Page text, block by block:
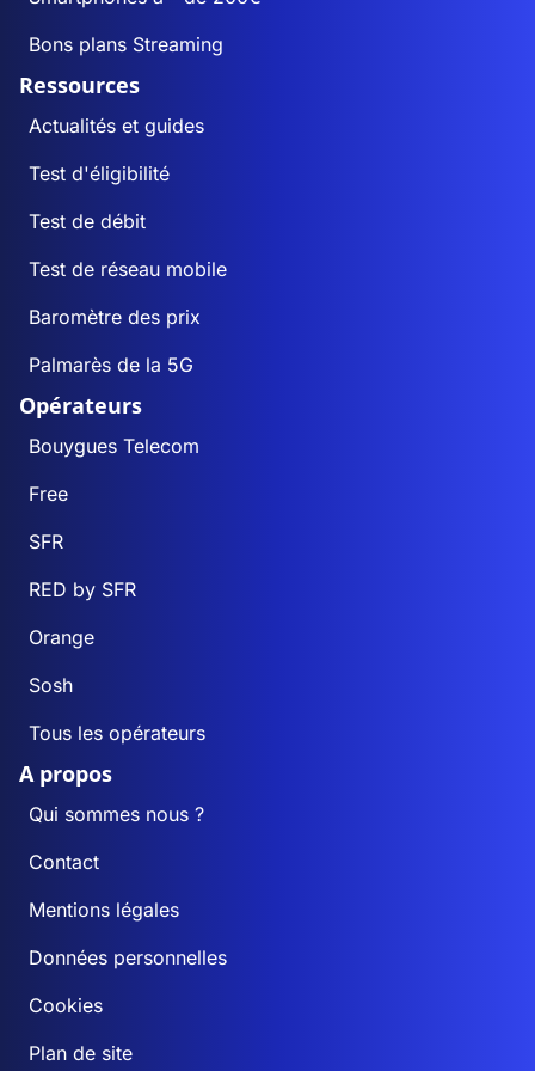
Bons plans Streaming
Ressources
Actualités et guides
Test d'éligibilité
Test de débit
Test de réseau mobile
Baromètre des prix
Palmarès de la 5G
Opérateurs
Bouygues Telecom
Free
SFR
RED by SFR
Orange
Sosh
Tous les opérateurs
A propos
Qui sommes nous ?
Contact
Mentions légales
Données personnelles
Cookies
Plan de site